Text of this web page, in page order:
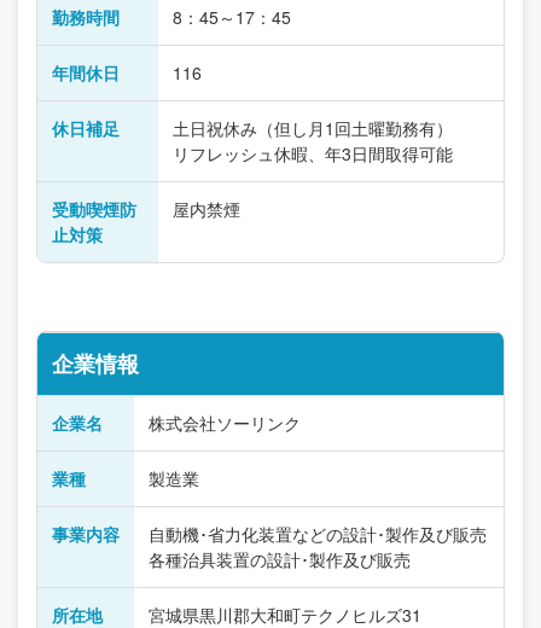
勤務時間 8：45～17：45
年間休日 116
休日補足
土日祝休み（但し月1回土曜勤務有）
リフレッシュ休暇、年3日間取得可能
受動喫煙防
止対策
屋内禁煙
企業情報
企業名 株式会社ソーリンク
業種 製造業
事業内容
自動機･省力化装置などの設計･製作及び販売
各種治具装置の設計･製作及び販売
所在地 宮城県黒川郡大和町テクノヒルズ31